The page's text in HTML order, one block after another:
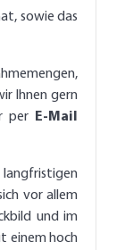
sowie das
Ihnen gern
per
E-Mail
vor allem
und im
einem hoch